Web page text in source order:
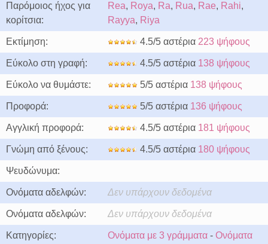
Παρόμοιος ήχος για
κορίτσια:
Rea, Roya, Ra, Rua, Rae, Rahi,
Rayya, Riya
Εκτίμηση: 4.5/5 αστέρια 223 ψήφους
Εύκολο στη γραφή: 4.5/5 αστέρια 138 ψήφους
Εύκολο να θυμάστε: 5/5 αστέρια 138 ψήφους
Προφορά: 5/5 αστέρια 136 ψήφους
Αγγλική προφορά: 4.5/5 αστέρια 181 ψήφους
Γνώμη από ξένους: 4.5/5 αστέρια 180 ψήφους
Ψευδώνυμα:
Ονόματα αδελφών: Δεν υπάρχουν δεδομένα
Ονόματα αδελφών: Δεν υπάρχουν δεδομένα
Κατηγορίες: Ονόματα με 3 γράμματα - Ονόματα